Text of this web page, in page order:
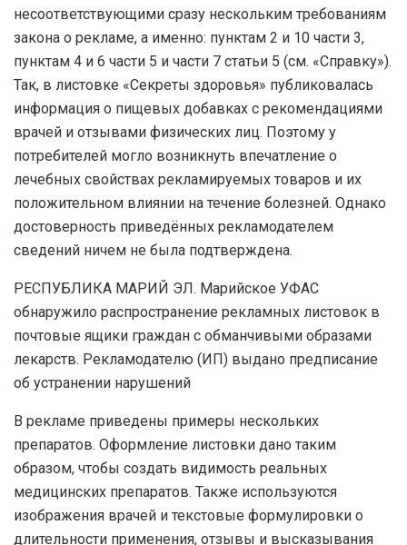
несоответствующими сразу нескольким требованиям
закона о рекламе, а именно: пунктам 2 и 10 части 3,
пунктам 4 и 6 части 5 и части 7 статьи 5 (см. «Справку»).
Так, в листовке «Секреты здоровья» публиковалась
информация о пищевых добавках с рекомендациями
врачей и отзывами физических лиц. Поэтому у
потребителей могло возникнуть впечатление о
лечебных свойствах рекламируемых товаров и их
положительном влиянии на течение болезней. Однако
достоверность приведённых рекламодателем
сведений ничем не была подтверждена.
РЕСПУБЛИКА МАРИЙ ЭЛ. Марийское УФАС
обнаружило распространение рекламных листовок в
почтовые ящики граждан с обманчивыми образами
лекарств. Рекламодателю (ИП) выдано предписание
об устранении нарушений
В рекламе приведены примеры нескольких
препаратов. Оформление листовки дано таким
образом, чтобы создать видимость реальных
медицинских препаратов. Также используются
изображения врачей и текстовые формулировки о
длительности применения, отзывы и высказывания